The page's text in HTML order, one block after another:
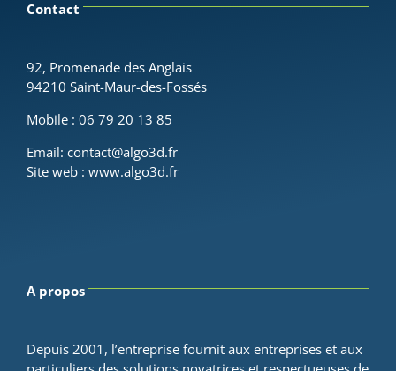
Contact
92, Promenade des Anglais
94210 Saint-Maur-des-Fossés
Mobile : 06 79 20 13 85
Email: contact@algo3d.fr
Site web : www.algo3d.fr
A propos
Depuis 2001, l’entreprise fournit aux entreprises et aux